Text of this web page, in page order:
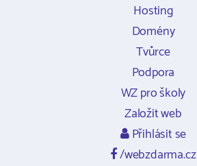
Hosting
Domény
Tvůrce
Podpora
WZ pro školy
Založit web
Přihlásit se
/webzdarma.cz